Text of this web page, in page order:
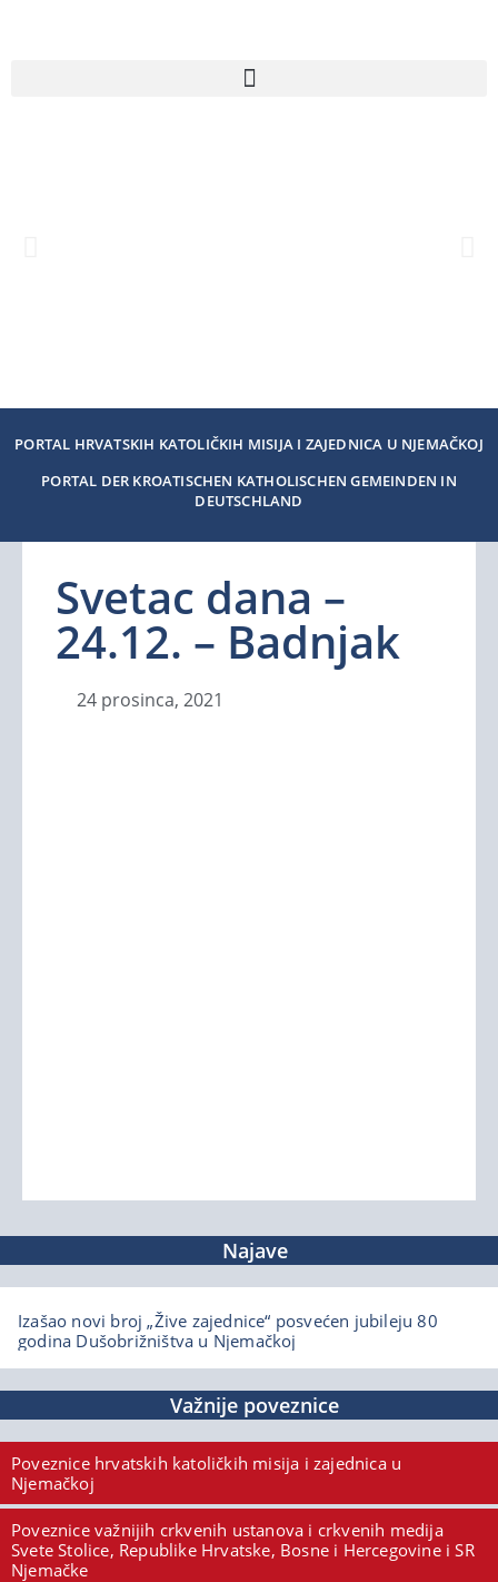
PORTAL HRVATSKIH KATOLIČKIH MISIJA I ZAJEDNICA U NJEMAČKOJ
PORTAL DER KROATISCHEN KATHOLISCHEN GEMEINDEN IN
DEUTSCHLAND
Svetac dana –
24.12. – Badnjak
24 prosinca, 2021
Najave
Izašao novi broj „Žive zajednice“ posvećen jubileju 80
godina Dušobrižništva u Njemačkoj
Važnije poveznice
Poveznice hrvatskih katoličkih misija i zajednica u
Njemačkoj
Poveznice važnijih crkvenih ustanova i crkvenih medija
Svete Stolice, Republike Hrvatske, Bosne i Hercegovine i SR
Njemačke